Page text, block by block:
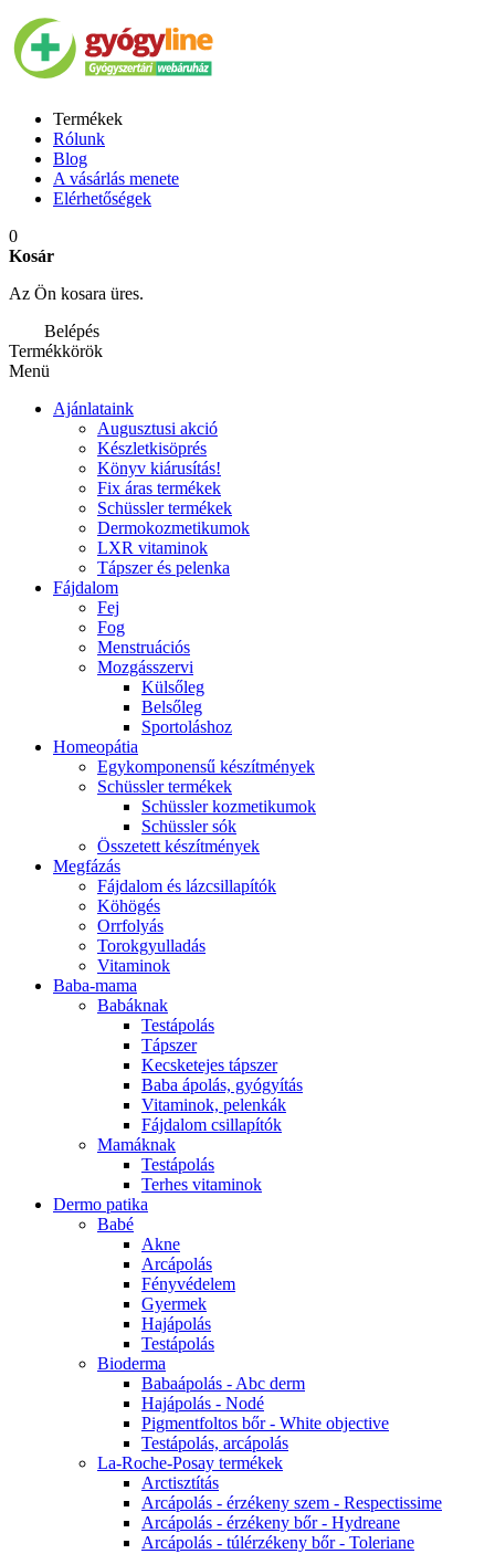
Termékek
Rólunk
Blog
A vásárlás menete
Elérhetőségek
0
Kosár
Az Ön kosara üres.
Belépés
Termékkörök
Menü
Ajánlataink
Augusztusi akció
Készletkisöprés
Könyv kiárusítás!
Fix áras termékek
Schüssler termékek
Dermokozmetikumok
LXR vitaminok
Tápszer és pelenka
Fájdalom
Fej
Fog
Menstruációs
Mozgásszervi
Külsőleg
Belsőleg
Sportoláshoz
Homeopátia
Egykomponensű készítmények
Schüssler termékek
Schüssler kozmetikumok
Schüssler sók
Összetett készítmények
Megfázás
Fájdalom és lázcsillapítók
Köhögés
Orrfolyás
Torokgyulladás
Vitaminok
Baba-mama
Babáknak
Testápolás
Tápszer
Kecsketejes tápszer
Baba ápolás, gyógyítás
Vitaminok, pelenkák
Fájdalom csillapítók
Mamáknak
Testápolás
Terhes vitaminok
Dermo patika
Babé
Akne
Arcápolás
Fényvédelem
Gyermek
Hajápolás
Testápolás
Bioderma
Babaápolás - Abc derm
Hajápolás - Nodé
Pigmentfoltos bőr - White objective
Testápolás, arcápolás
La-Roche-Posay termékek
Arctisztítás
Arcápolás - érzékeny szem - Respectissime
Arcápolás - érzékeny bőr - Hydreane
Arcápolás - túlérzékeny bőr - Toleriane